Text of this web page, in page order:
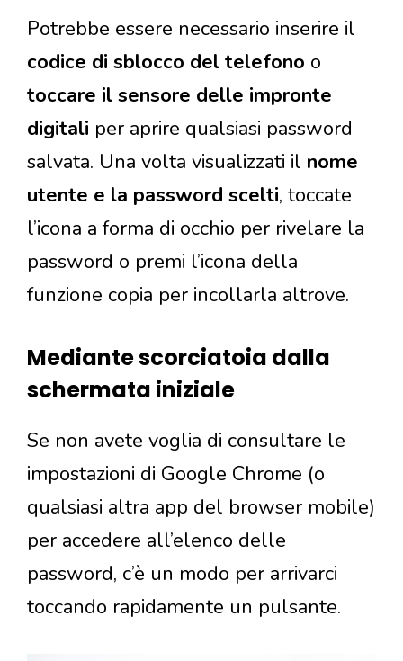
Potrebbe essere necessario inserire il
codice di sblocco del telefono o
toccare il sensore delle impronte
digitali per aprire qualsiasi password
salvata. Una volta visualizzati il ​​nome
utente e la password scelti, toccate
l’icona a forma di occhio per rivelare la
password o premi l’icona della
funzione copia per incollarla altrove.
Mediante scorciatoia dalla
schermata iniziale
Se non avete voglia di consultare le
impostazioni di Google Chrome (o
qualsiasi altra app del browser mobile)
per accedere all’elenco delle
password, c’è un modo per arrivarci
toccando rapidamente un pulsante.